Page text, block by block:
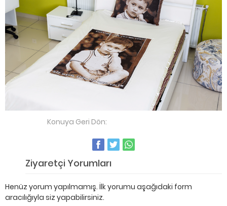
Konuya Geri Dön:
Ziyaretçi Yorumları
Henüz yorum yapılmamış. İlk yorumu aşağıdaki form
aracılığıyla siz yapabilirsiniz.